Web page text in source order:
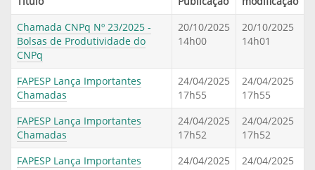
Chamada CNPq Nº 23/2025 -
Bolsas de Produtividade do
CNPq
20/10/2025
14h00
20/10/2025
14h01
FAPESP Lança Importantes
Chamadas
24/04/2025
17h55
24/04/2025
17h55
FAPESP Lança Importantes
Chamadas
24/04/2025
17h52
24/04/2025
17h52
FAPESP Lança Importantes
24/04/2025
24/04/2025